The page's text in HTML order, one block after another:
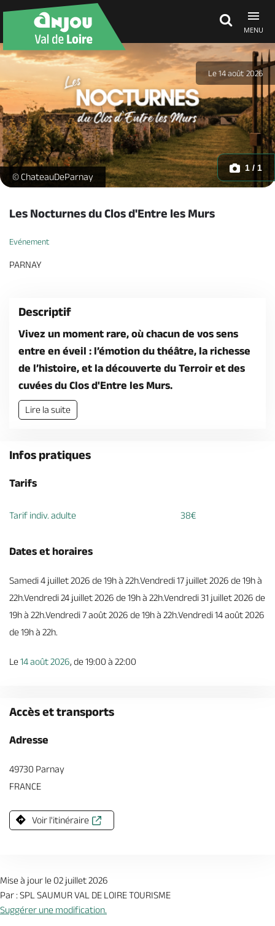
MENU
À voir, à faire
Agenda
Séjours, cadeaux
Brochures & Cartes Offices de tourisme Comment venir ? Ecrivez-nous
-
© ChateauDeParnay
1 / 1
Le 14 août 2026
Les Nocturnes du Clos d'Entre les Murs
Evénement
PARNAY
Descriptif
Vivez un moment rare, où chacun de vos sens
entre en éveil : l’émotion du théâtre, la richesse
de l’histoire, et la découverte du Terroir et des
cuvées du Clos d'Entre les Murs.
Lire la suite
Infos pratiques
Tarifs
Tarif indiv. adulte 38€
Dates et horaires
Samedi 4 juillet 2026 de 19h à 22h.Vendredi 17 juillet 2026 de 19h à
22h.Vendredi 24 juillet 2026 de 19h à 22h.Vendredi 31 juillet 2026 de
19h à 22h.Vendredi 7 août 2026 de 19h à 22h.Vendredi 14 août 2026
de 19h à 22h.
Le14 août 2026, de 19:00 à 22:00
Accès et transports
Adresse
49730 Parnay
FRANCE
Voir l'itinéraire
Mise à jour le 02 juillet 2026
Par : SPL SAUMUR VAL DE LOIRE TOURISME
Suggérer une modification.